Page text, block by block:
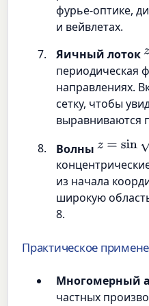
фурье-оптике,
и вейвлетах.
Яичный лоток z
периодическая
направлениях.
сетку, чтобы
выравниваются
Волны z=sinx2+y
из начала
широкую
8.
Практическое
Многомерный
частных